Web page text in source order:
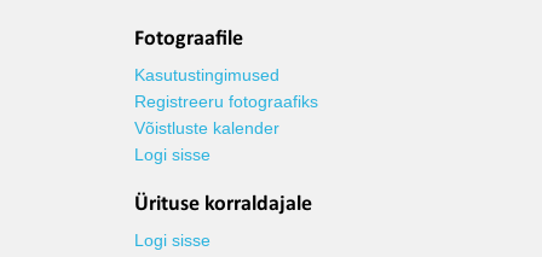
Fotograafile
Kasutustingimused
Registreeru fotograafiks
Võistluste kalender
Logi sisse
Ürituse korraldajale
Logi sisse